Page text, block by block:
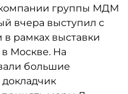
группы МДМ
вчера выступил с
рамках выставки
Москве. На
большие